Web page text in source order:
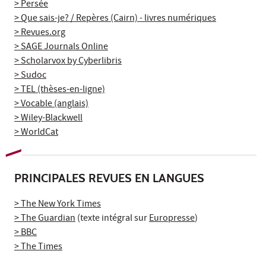
> Persée
> Que sais-je? / Repères (Cairn) - livres numériques
> Revues.org
> SAGE Journals Online
> Scholarvox by Cyberlibris
> Sudoc
> TEL (thèses-en-ligne)
> Vocable (anglais)
> Wiley-Blackwell
> WorldCat
PRINCIPALES REVUES EN LANGUES
> The New York Times
> The Guardian(texte intégral surEuropresse)
> BBC
> The Times